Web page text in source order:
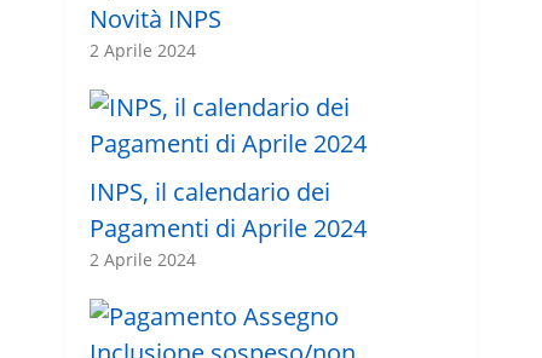
Novità INPS
2 Aprile 2024
INPS, il calendario dei
Pagamenti di Aprile 2024
2 Aprile 2024